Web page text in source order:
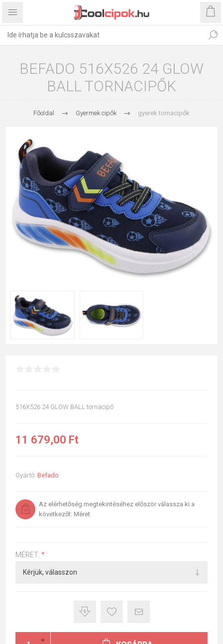
BEFADO 516X526 24 GLOW
BALL TORNACIPŐK
Főoldal Gyermek cipők gyerek tornacipők
516X526 24 GLOW BALL tornacipő
11 679,00 Ft
Gyártó: Befado
Az elérhetőség megtekintéséhez először válassza ki a
következőt: Méret
MÉRET: *